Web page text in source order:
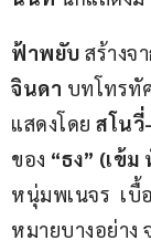
ฟ้าพยับ สร้างจ
จินดา บทโทรทั
แสดงโดย สโนวี่
ของ “ธง” (เข้ม
หนุ่มพเนจร  เบื้
หมายบางอย่าง